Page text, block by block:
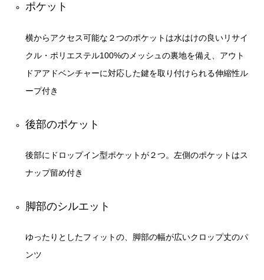
ポケット
横からアクセス可能な２つのポケットは水はけの良いリサイ
クル・ポリエステル100%のメッシュの裏地を備え、アウト
ドアアドベンチャーに対応した鍵を取り付けられる伸縮性ル
ープ付き
後部のポケット
後部にドロップイン型ポケットが２つ。左側のポケットはス
ナップ留め付き
脚部のシルエット
ゆったりとしたフィットの、脚部の幅が広いクロップ丈のパ
ンツ